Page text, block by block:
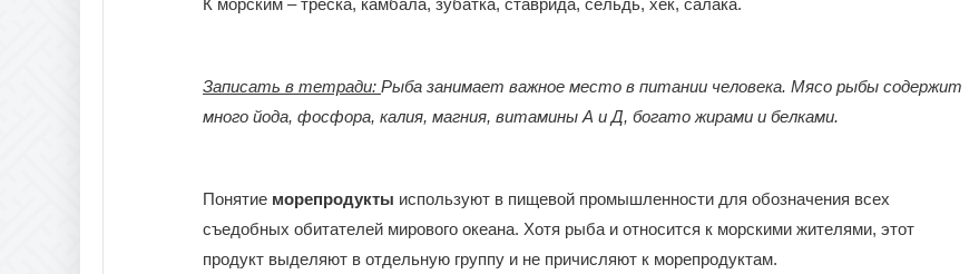
Записать в тетради: Рыба занимает важное место в питании человека. Мясо рыбы содержит
много йода, фосфора, калия, магния, витамины А и Д, богато жирами и белками.
Понятие морепродукты используют в пищевой промышленности для обозначения всех
съедобных обитателей мирового океана. Хотя рыба и относится к морскими жителями, этот
продукт выделяют в отдельную группу и не причисляют к морепродуктам.